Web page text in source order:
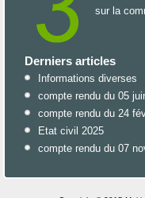
sur la
Derniers articles
Informations diverses
compte rendu du 05
compte rendu du 24
Etat civil 2025
compte rendu du 07